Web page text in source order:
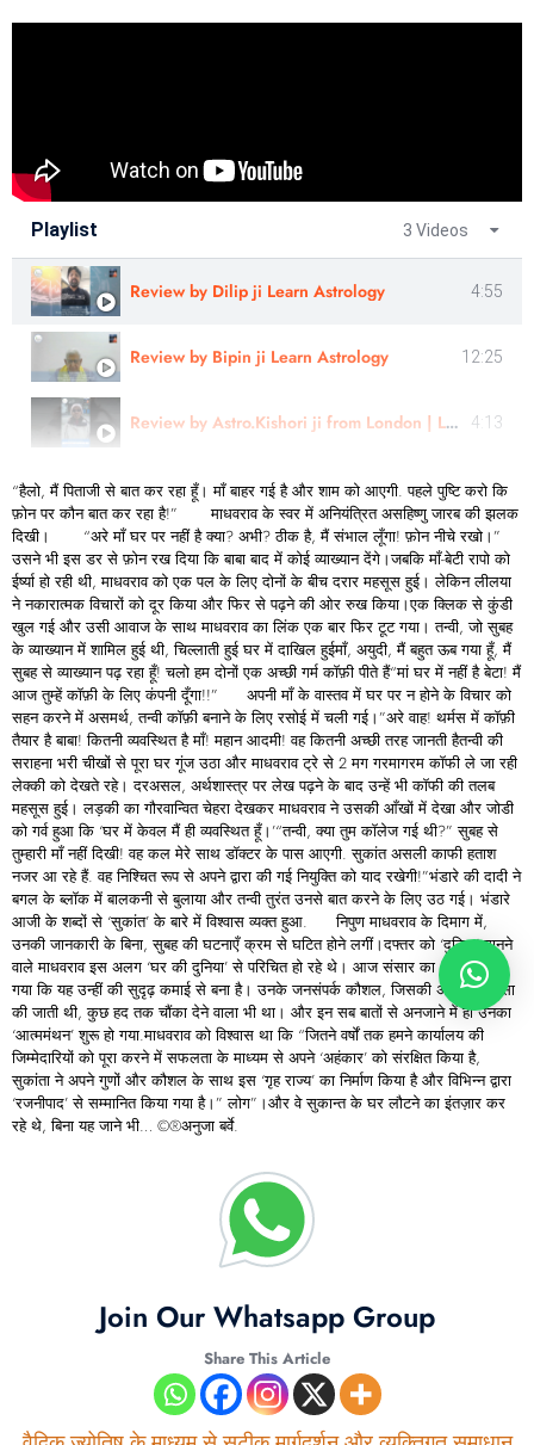
Playlist 3 Videos
Review by Dilip ji Learn Astrology 4:55
Review by Bipin ji Learn Astrology 12:25
Review by Astro.Kishori ji from London | Learn Astrology 4:13
“हैलो, मैं पिताजी से बात कर रहा हूँ। माँ बाहर गई है और शाम को आएगी. पहले पुष्टि करो कि
फ़ोन पर कौन बात कर रहा है!” माधवराव के स्वर में अनियंत्रित असहिष्णु जारब की झलक
दिखी। “अरे माँ घर पर नहीं है क्या? अभी? ठीक है, मैं संभाल लूँगा! फ़ोन नीचे रखो।”
उसने भी इस डर से फ़ोन रख दिया कि बाबा बाद में कोई व्याख्यान देंगे।जबकि माँ-बेटी रापो को
ईर्ष्या हो रही थी, माधवराव को एक पल के लिए दोनों के बीच दरार महसूस हुई। लेकिन लीलया
ने नकारात्मक विचारों को दूर किया और फिर से पढ़ने की ओर रुख किया।एक क्लिक से कुंडी
खुल गई और उसी आवाज के साथ माधवराव का लिंक एक बार फिर टूट गया। तन्वी, जो सुबह
के व्याख्यान में शामिल हुई थी, चिल्लाती हुई घर में दाखिल हुईमाँ, अयुदी, मैं बहुत ऊब गया हूँ, मैं
सुबह से व्याख्यान पढ़ रहा हूँ! चलो हम दोनों एक अच्छी गर्म कॉफ़ी पीते हैं“मां घर में नहीं है बेटा! मैं
आज तुम्हें कॉफ़ी के लिए कंपनी दूँगा!!” अपनी माँ के वास्तव में घर पर न होने के विचार को
सहन करने में असमर्थ, तन्वी कॉफ़ी बनाने के लिए रसोई में चली गई।”अरे वाह! थर्मस में कॉफ़ी
तैयार है बाबा! कितनी व्यवस्थित है माँ! महान आदमी! वह कितनी अच्छी तरह जानती हैतन्वी की
सराहना भरी चीखों से पूरा घर गूंज उठा और माधवराव ट्रे से 2 मग गरमागरम कॉफी ले जा रही
लेक्की को देखते रहे। दरअसल, अर्थशास्त्र पर लेख पढ़ने के बाद उन्हें भी कॉफी की तलब
महसूस हुई। लड़की का गौरवान्वित चेहरा देखकर माधवराव ने उसकी आँखों में देखा और जोडी
को गर्व हुआ कि ‘घर में केवल मैं ही व्यवस्थित हूँ।’“तन्वी, क्या तुम कॉलेज गई थी?” सुबह से
तुम्हारी माँ नहीं दिखी! वह कल मेरे साथ डॉक्टर के पास आएगी. सुकांत असली काफी हताश
नजर आ रहे हैं. वह निश्चित रूप से अपने द्वारा की गई नियुक्ति को याद रखेगी!”भंडारे की दादी ने
बगल के ब्लॉक में बालकनी से बुलाया और तन्वी तुरंत उनसे बात करने के लिए उठ गई। भंडारे
आजी के शब्दों से ‘सुकांत’ के बारे में विश्वास व्यक्त हुआ. निपुण माधवराव के दिमाग में,
उनकी जानकारी के बिना, सुबह की घटनाएँ क्रम से घटित होने लगीं।दफ्तर को ‘दुनिया’ मानने
वाले माधवराव इस अलग ‘घर की दुनिया’ से परिचित हो रहे थे। आज संसार का अहंकार हिल
गया कि यह उन्हीं की सुदृढ़ कमाई से बना है। उनके जनसंपर्क कौशल, जिसकी अक्सर प्रशंसा
की जाती थी, कुछ हद तक चौंका देने वाला भी था। और इन सब बातों से अनजाने में ही उनका
‘आत्ममंथन’ शुरू हो गया.माधवराव को विश्वास था कि “जितने वर्षों तक हमने कार्यालय की
जिम्मेदारियों को पूरा करने में सफलता के माध्यम से अपने ‘अहंकार’ को संरक्षित किया है,
सुकांता ने अपने गुणों और कौशल के साथ इस ‘गृह राज्य’ का निर्माण किया है और विभिन्न द्वारा
‘रजनीपाद’ से सम्मानित किया गया है।” लोग”।और वे सुकान्त के घर लौटने का इंतज़ार कर
रहे थे, बिना यह जाने भी… ©®अनुजा बर्वे.
Join Our Whatsapp Group
Share This Article